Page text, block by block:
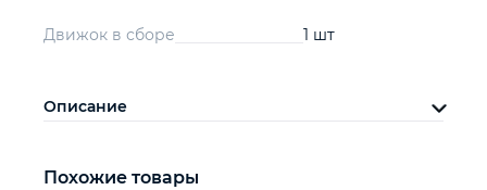
Движок в сборе 1 шт
Описание
Похожие товары